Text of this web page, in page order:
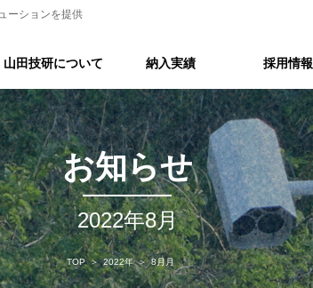
ーションを提供
山田技研について 納入実績 採用情報
お知らせ
2022年8月
TOP 2022年 8月月